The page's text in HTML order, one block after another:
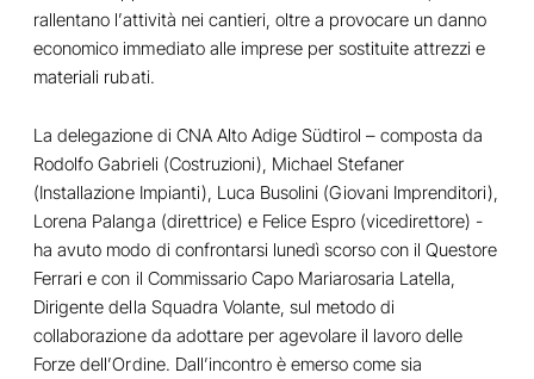
rallentano l’attività nei cantieri, oltre a provocare un danno
economico immediato alle imprese per sostituite attrezzi e
materiali rubati.
La delegazione di CNA Alto Adige Südtirol – composta da
Rodolfo Gabrieli (Costruzioni), Michael Stefaner
(Installazione Impianti), Luca Busolini (Giovani Imprenditori),
Lorena Palanga (direttrice) e Felice Espro (vicedirettore) -
ha avuto modo di confrontarsi lunedì scorso con il Questore
Ferrari e con il Commissario Capo Mariarosaria Latella,
Dirigente della Squadra Volante, sul metodo di
collaborazione da adottare per agevolare il lavoro delle
Forze dell’Ordine. Dall’incontro è emerso come sia